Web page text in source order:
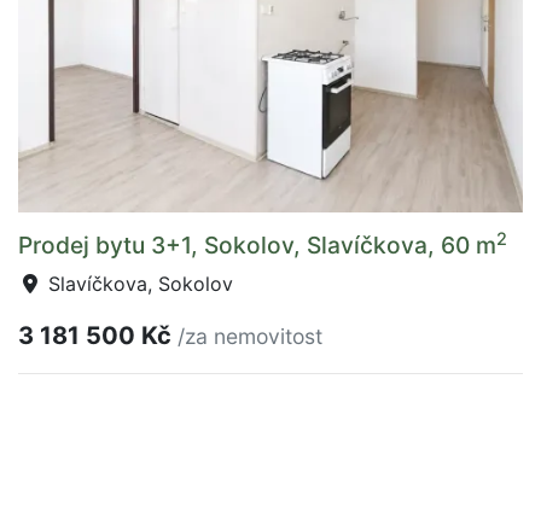
Prodej bytu 3+1, Sokolov, Slavíčkova, 60 m2
Slavíčkova, Sokolov
3 181 500 Kč /za nemovitost